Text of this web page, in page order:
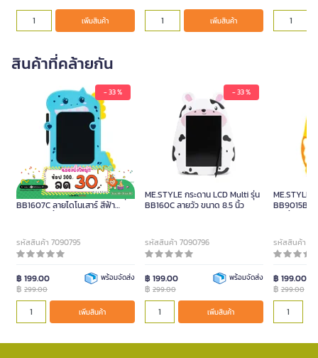
เพิ่มสินค้า เพิ่มสินค้า
สินค้าที่คล้ายกัน
- 33 %
ME.STYLE กระดาน LCD Multi รุ่น
BB1607C ลายไดโนเสาร์ สีฟ้า
รหัสสินค้า 7090795
฿ 199.00
฿ 299.00
พร้อมจัดส่ง
เพิ่มสินค้า
- 33 %
ME.STYLE กระดาน LCD Multi รุ่น
BB160C ลายวัว ขนาด 8.5 นิ้ว
รหัสสินค้า 7090796
฿ 199.00
฿ 299.00
พร้อมจัดส่ง
เพิ่มสินค้า
ME.STYLE
BB9015B
รหัสสินค้า
฿ 199.00
฿299.00